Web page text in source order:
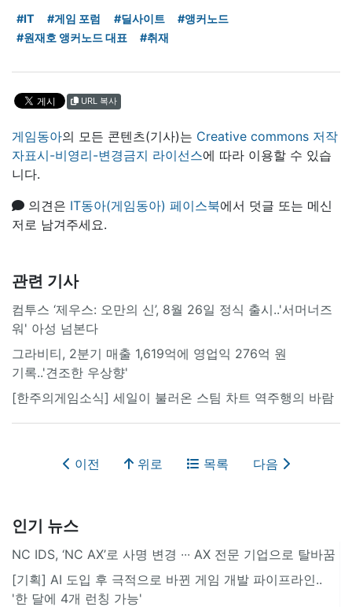
#IT #게임 포럼 #딜사이트
#앵커노드
#원재호 앵커노드 대표
#취재
URL 복사
게임동아의 모든 콘텐츠(기사)는 Creative commons 저작
자표시-비영리-변경금지 라이선스에 따라 이용할 수 있습
니다.
의견은 IT동아(게임동아) 페이스북에서 덧글 또는 메신
저로 남겨주세요.
관련 기사
컴투스 ‘제우스: 오만의 신’, 8월 26일 정식 출시..'서머너즈
워' 아성 넘본다
그라비티, 2분기 매출 1,619억에 영업익 276억 원
기록..'견조한 우상향'
[한주의게임소식] 세일이 불러온 스팀 차트 역주행의 바람
이전 위로 목록 다음
인기 뉴스
NC IDS, ‘NC AX’로 사명 변경 ∙∙∙ AX 전문 기업으로 탈바꿈
[기획] AI 도입 후 극적으로 바뀐 게임 개발 파이프라인..
'한 달에 4개 런칭 가능'